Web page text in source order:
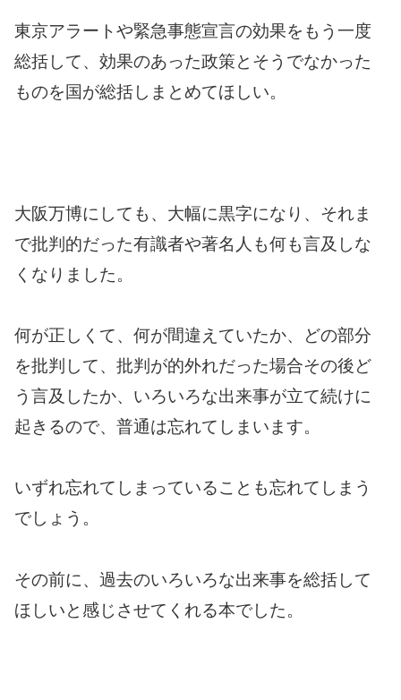
東京アラートや緊急事態宣言の効果をもう一度
総括して、効果のあった政策とそうでなかった
ものを国が総括しまとめてほしい。
大阪万博にしても、大幅に黒字になり、それま
で批判的だった有識者や著名人も何も言及しな
くなりました。
何が正しくて、何が間違えていたか、どの部分
を批判して、批判が的外れだった場合その後ど
う言及したか、いろいろな出来事が立て続けに
起きるので、普通は忘れてしまいます。
いずれ忘れてしまっていることも忘れてしまう
でしょう。
その前に、過去のいろいろな出来事を総括して
ほしいと感じさせてくれる本でした。